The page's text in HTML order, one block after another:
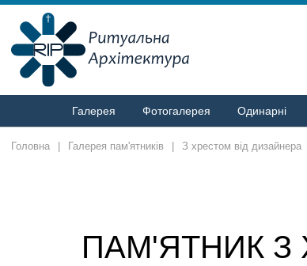
Галерея Фотогалерея Одинарні
Головна Галерея пам'ятників З хрестом від дизайнера
ПАМ'ЯТНИК З